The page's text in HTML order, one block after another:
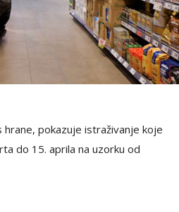
pokazuje istraživanje koje
do 15. aprila na uzorku od